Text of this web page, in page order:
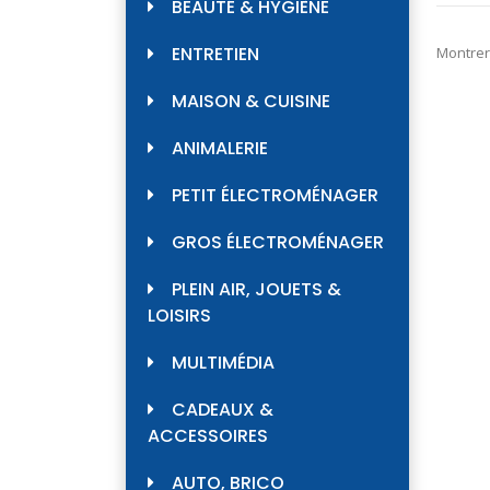
BEAUTÉ & HYGIÈNE
ENTRETIEN
MAISON & CUISINE
ANIMALERIE
PETIT ÉLECTROMÉNAGER
GROS ÉLECTROMÉNAGER
PLEIN AIR, JOUETS &
LOISIRS
MULTIMÉDIA
CADEAUX &
ACCESSOIRES
AUTO, BRICO